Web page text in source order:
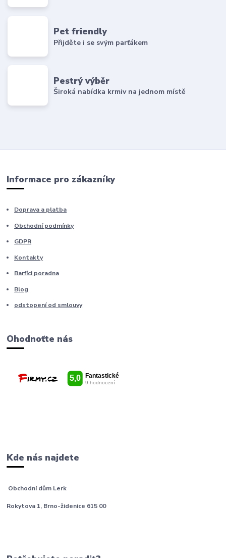
Pet friendly
Přijděte i se svým parťákem
Pestrý výběr
Široká nabídka krmiv na jednom místě
Informace pro zákazníky
Doprava a platba
Obchodní podmínky
GDPR
Kontakty
Barfíci poradna
Blog
odstopení od smlouvy
Ohodnoťte nás
Kde nás najdete
Obchodní dům Lerk
Rokytova 1, Brno-židenice 615 00